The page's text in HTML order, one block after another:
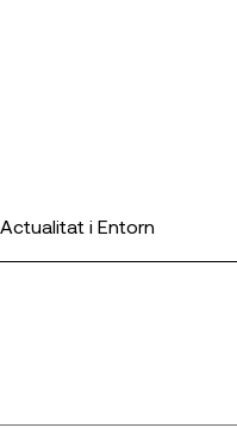
Actualitat i Entorn